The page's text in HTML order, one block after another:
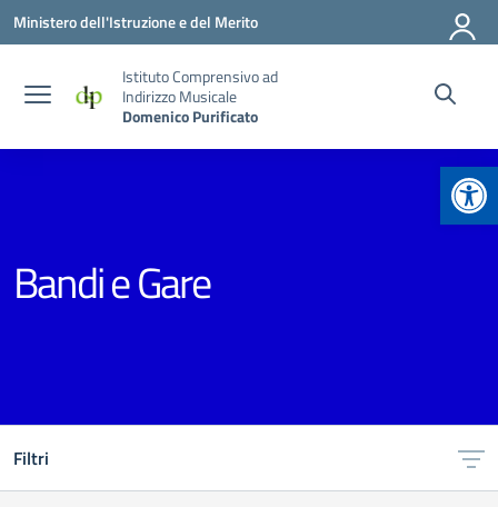
Vai ai contenuti
Vai al menu di navigazione
Vai al footer
Ministero dell'Istruzione e del Merito
Istituto Comprensivo ad
Indirizzo Musicale
Domenico Purificato
Bandi e Gare
Filtri